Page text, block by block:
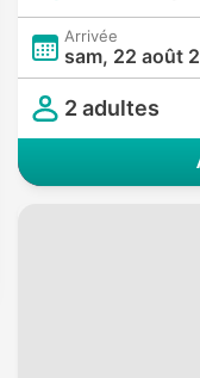
Arrivée
sam, 22 août
2 adultes